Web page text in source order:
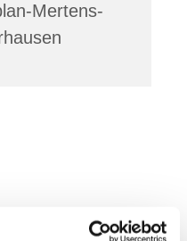
Mertens-